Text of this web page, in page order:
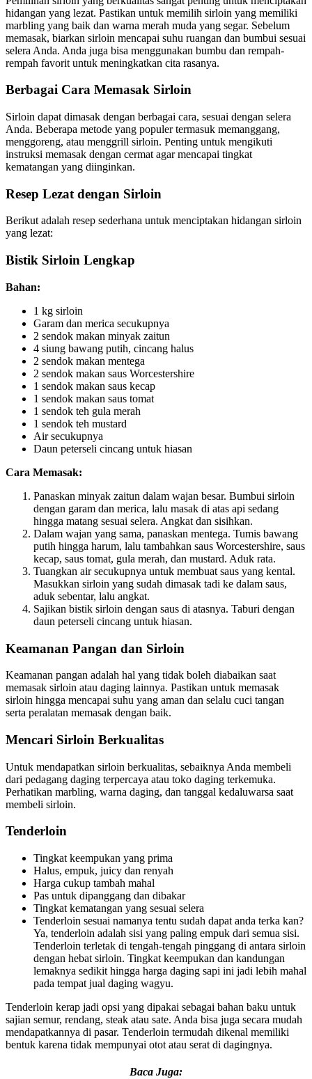
hidangan yang lezat. Pastikan untuk memilih sirloin yang memiliki
marbling yang baik dan warna merah muda yang segar. Sebelum
memasak, biarkan sirloin mencapai suhu ruangan dan bumbui sesuai
selera Anda. Anda juga bisa menggunakan bumbu dan rempah-
rempah favorit untuk meningkatkan cita rasanya.
Berbagai Cara Memasak Sirloin
Sirloin dapat dimasak dengan berbagai cara, sesuai dengan selera
Anda. Beberapa metode yang populer termasuk memanggang,
menggoreng, atau menggrill sirloin. Penting untuk mengikuti
instruksi memasak dengan cermat agar mencapai tingkat
kematangan yang diinginkan.
Resep Lezat dengan Sirloin
Berikut adalah resep sederhana untuk menciptakan hidangan sirloin
yang lezat:
Bistik Sirloin Lengkap
Bahan:
1 kg sirloin
Garam dan merica secukupnya
2 sendok makan minyak zaitun
4 siung bawang putih, cincang halus
2 sendok makan mentega
2 sendok makan saus Worcestershire
1 sendok makan saus kecap
1 sendok makan saus tomat
1 sendok teh gula merah
1 sendok teh mustard
Air secukupnya
Daun peterseli cincang untuk hiasan
Cara Memasak:
Panaskan minyak zaitun dalam wajan besar. Bumbui sirloin
dengan garam dan merica, lalu masak di atas api sedang
hingga matang sesuai selera. Angkat dan sisihkan.
Dalam wajan yang sama, panaskan mentega. Tumis bawang
putih hingga harum, lalu tambahkan saus Worcestershire, saus
kecap, saus tomat, gula merah, dan mustard. Aduk rata.
Tuangkan air secukupnya untuk membuat saus yang kental.
Masukkan sirloin yang sudah dimasak tadi ke dalam saus,
aduk sebentar, lalu angkat.
Sajikan bistik sirloin dengan saus di atasnya. Taburi dengan
daun peterseli cincang untuk hiasan.
Keamanan Pangan dan Sirloin
Keamanan pangan adalah hal yang tidak boleh diabaikan saat
memasak sirloin atau daging lainnya. Pastikan untuk memasak
sirloin hingga mencapai suhu yang aman dan selalu cuci tangan
serta peralatan memasak dengan baik.
Mencari Sirloin Berkualitas
Untuk mendapatkan sirloin berkualitas, sebaiknya Anda membeli
dari pedagang daging terpercaya atau toko daging terkemuka.
Perhatikan marbling, warna daging, dan tanggal kedaluwarsa saat
membeli sirloin.
Tenderloin
Tingkat keempukan yang prima
Halus, empuk, juicy dan renyah
Harga cukup tambah mahal
Pas untuk dipanggang dan dibakar
Tingkat kematangan yang sesuai selera
Tenderloin sesuai namanya tentu sudah dapat anda terka kan?
Ya, tenderloin adalah sisi yang paling empuk dari semua sisi.
Tenderloin terletak di tengah-tengah pinggang di antara sirloin
dengan hebat sirloin. Tingkat keempukan dan kandungan
lemaknya sedikit hingga harga daging sapi ini jadi lebih mahal
pada tempat jual daging wagyu.
Tenderloin kerap jadi opsi yang dipakai sebagai bahan baku untuk
sajian semur, rendang, steak atau sate. Anda bisa juga secara mudah
mendapatkannya di pasar. Tenderloin termudah dikenal memiliki
bentuk karena tidak mempunyai otot atau serat di dagingnya.
Baca Juga: